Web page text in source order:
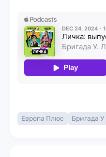
Европа Плюс Бригада У